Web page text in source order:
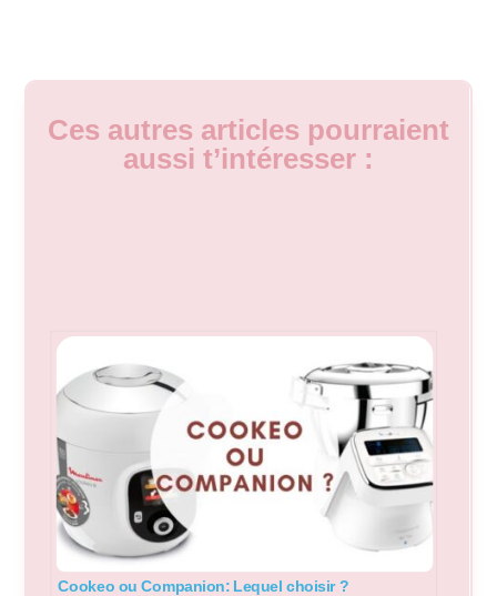
Ces autres articles pourraient
aussi t’intéresser :
Cookeo ou Companion: Lequel choisir ?